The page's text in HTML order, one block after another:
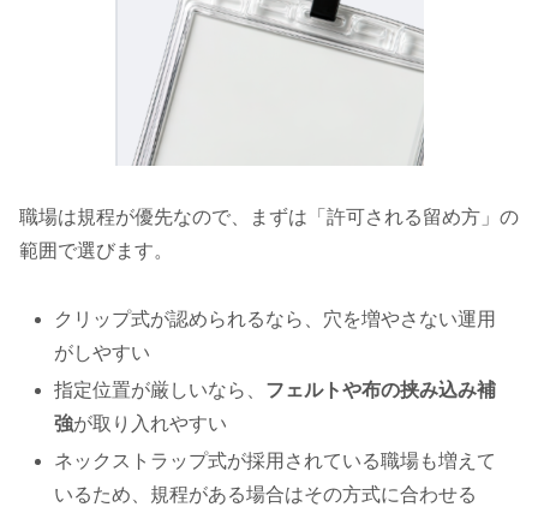
職場は規程が優先なので、まずは「許可される留め方」の
範囲で選びます。
クリップ式が認められるなら、穴を増やさない運用
がしやすい
指定位置が厳しいなら、 フェルトや布の挟み込み補
強が取り入れやすい
ネックストラップ式が採用されている職場も増えて
いるため、規程がある場合はその方式に合わせる